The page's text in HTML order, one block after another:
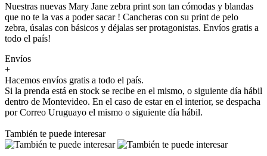
Nuestras nuevas Mary Jane zebra print son tan cómodas y blandas
que no te la vas a poder sacar ! Cancheras con su print de pelo
zebra, úsalas con básicos y déjalas ser protagonistas. Envíos gratis a
todo el país!
Envíos
+
Hacemos envíos gratis a todo el país.
Si la prenda está en stock se recibe en el mismo, o siguiente día hábil
dentro de Montevideo. En el caso de estar en el interior, se despacha
por Correo Uruguayo el mismo o siguiente día hábil.
También te puede interesar